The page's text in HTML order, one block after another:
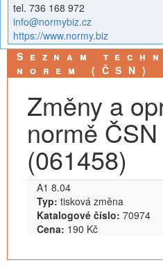
tel. 736 168 972
info@normybiz.cz
https://www.normy.biz
Seznam
norem (ČSN)
Změny a
normě
(061458)
A1 8.04
Typ: tisková změna
Katalogové číslo: 70974
Cena: 190 Kč